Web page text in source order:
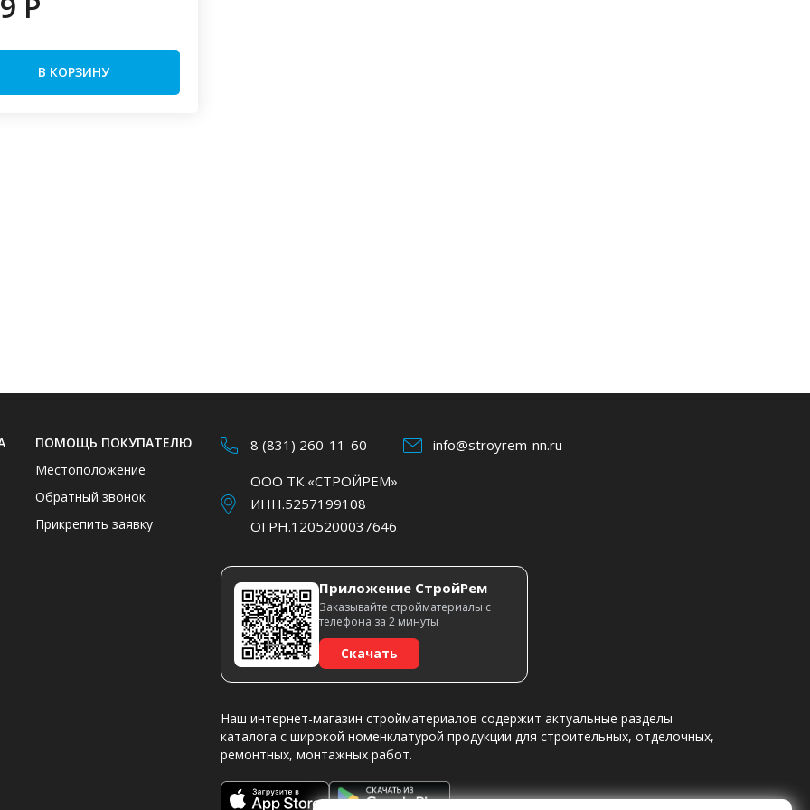
В КОРЗИНУ
ПОМОЩЬ ПОКУПАТЕЛЮ
Местоположение
Обратный звонок
Прикрепить заявку
8 (831) 260-11-60
info@stroyrem-nn.ru
ООО ТК «СТРОЙРЕМ»
ИНН.5257199108
ОГРН.1205200037646
Приложение СтройРем
Заказывайте стройматериалы с
телефона за 2 минуты
Скачать
Наш интернет-магазин стройматериалов содержит актуальные разделы
каталога с широкой номенклатурой продукции для строительных, отделочных,
ремонтных, монтажных работ.